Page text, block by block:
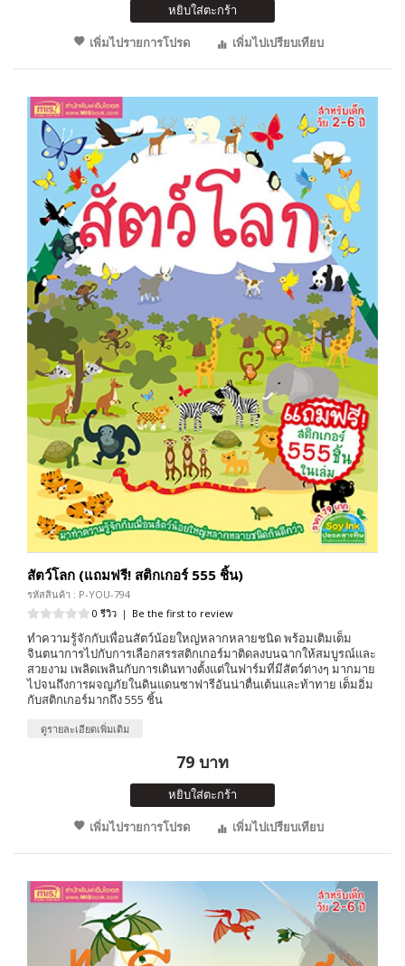
หยิบใส่ตะกร้า
เพิ่มไปรายการโปรด
เพิ่มไปเปรียบเทียบ
สัตว์โลก (แถมฟรี! สติกเกอร์ 555 ชิ้น)
รหัสสินค้า : P-YOU-794
0 รีวิว | Be the first to review
ทำความรู้จักกับเพื่อนสัตว์น้อยใหญ่หลากหลายชนิด พร้อมเติมเต็ม
จินตนาการไปกับการเลือกสรรสติกเกอร์มาติดลงบนฉากให้สมบูรณ์และ
สวยงาม เพลิดเพลินกับการเดินทางตั้งแต่ในฟาร์มที่มีสัตว์ต่างๆ มากมาย
ไปจนถึงการผจญภัยในดินแดนซาฟารีอันน่าตื่นเต้นและท้าทาย เต็มอิ่ม
กับสติกเกอร์มากถึง 555 ชิ้น
ดูรายละเอียดเพิ่มเติม
79 บาท
หยิบใส่ตะกร้า
เพิ่มไปรายการโปรด
เพิ่มไปเปรียบเทียบ